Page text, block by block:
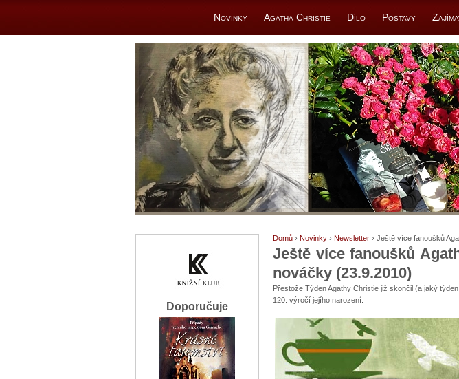
Novinky Agatha Christie Dílo Postavy
Domů › Novinky › Newsletter › Ještě více fanoušků
Ještě více fanoušků
nováčky (23.9.2010)
Přestože Týden Agathy Christie již skončil (a jaký
120. výročí jejího narození.
Doporučuje